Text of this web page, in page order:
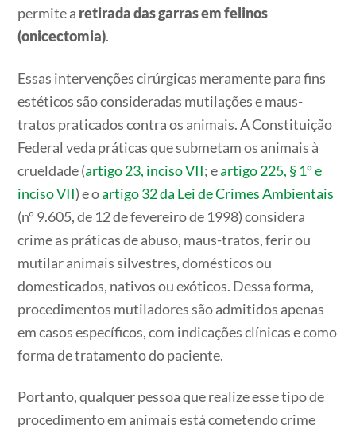
permite a retirada das garras em felinos
(onicectomia).
Essas intervenções cirúrgicas meramente para fins
estéticos são consideradas mutilações e maus-
tratos praticados contra os animais. A Constituição
Federal veda práticas que submetam os animais à
crueldade (artigo 23, inciso VII; eartigo 225, § 1ºe
inciso VII) e oartigo 32 da Lei de Crimes Ambientais
(nº 9.605, de 12 de fevereiro de 1998) considera
crime as práticas de abuso, maus-tratos, ferir ou
mutilar animais silvestres, domésticos ou
domesticados, nativos ou exóticos. Dessa forma,
procedimentos mutiladores são admitidos apenas
em casos específicos, com indicações clínicas e como
forma de tratamento do paciente.
Portanto, qualquer pessoa que realize esse tipo de
procedimento em animais está cometendo crime